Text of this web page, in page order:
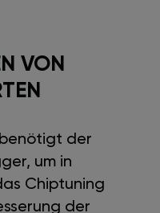
VON
der
um in
Chiptuning
der